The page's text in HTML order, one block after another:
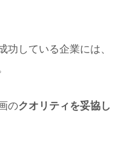
している企業には、
のクオリティを妥協し